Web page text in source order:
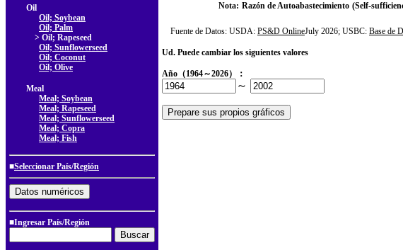
Oil
Oil; Soybean
Oil; Palm
> Oil; Rapeseed
Oil; Sunflowerseed
Oil; Coconut
Oil; Olive
Meal
Meal; Soybean
Meal; Rapeseed
Meal; Sunflowerseed
Meal; Copra
Meal; Fish
■Seleccionar País/Región
■Ingresar País/Región
Nota: Razón de Autoabastecimiento (Self-
Fuente de Datos: USDA: PS&D OnlineJuly 2026; USBC: Base de
Ud. Puede cambiar los siguientes valores
Año（1964～2026）：
～